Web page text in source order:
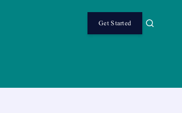
Get Started